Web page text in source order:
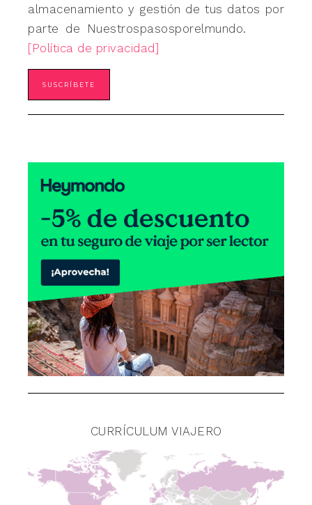
almacenamiento y gestión de tus datos por
parte de Nuestrospasosporelmundo.
[Política de privacidad]
CURRÍCULUM VIAJERO